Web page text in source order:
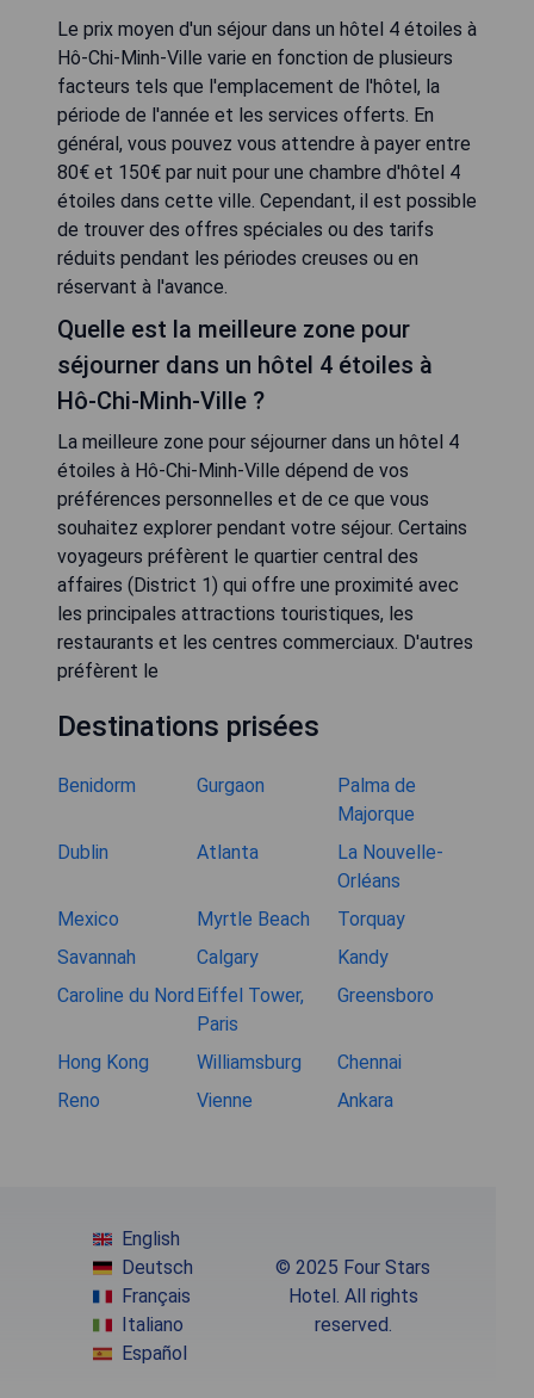
Le prix moyen d'un séjour dans un hôtel 4 étoiles à
Hô-Chi-Minh-Ville varie en fonction de plusieurs
facteurs tels que l'emplacement de l'hôtel, la
période de l'année et les services offerts. En
général, vous pouvez vous attendre à payer entre
80€ et 150€ par nuit pour une chambre d'hôtel 4
étoiles dans cette ville. Cependant, il est possible
de trouver des offres spéciales ou des tarifs
réduits pendant les périodes creuses ou en
réservant à l'avance.
Quelle est la meilleure zone pour
séjourner dans un hôtel 4 étoiles à
Hô-Chi-Minh-Ville ?
La meilleure zone pour séjourner dans un hôtel 4
étoiles à Hô-Chi-Minh-Ville dépend de vos
préférences personnelles et de ce que vous
souhaitez explorer pendant votre séjour. Certains
voyageurs préfèrent le quartier central des
affaires (District 1) qui offre une proximité avec
les principales attractions touristiques, les
restaurants et les centres commerciaux. D'autres
préfèrent le
Destinations prisées
Benidorm Gurgaon
Palma de
Majorque
Dublin
Atlanta
La Nouvelle-
Orléans
Mexico
Myrtle Beach
Torquay
Savannah
Calgary
Kandy
Caroline du Nord Eiffel Tower,
Paris
Greensboro
Hong Kong Williamsburg
Chennai
Reno
Vienne Ankara
English
Deutsch
Français
Italiano
Español
© 2025 Four Stars
Hotel. All rights
reserved.